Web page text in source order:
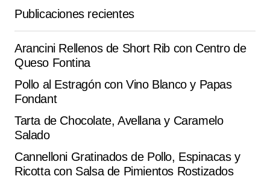
Publicaciones recientes
Arancini Rellenos de Short Rib con Centro de
Queso Fontina
Pollo al Estragón con Vino Blanco y Papas
Fondant
Tarta de Chocolate, Avellana y Caramelo
Salado
Cannelloni Gratinados de Pollo, Espinacas y
Ricotta con Salsa de Pimientos Rostizados